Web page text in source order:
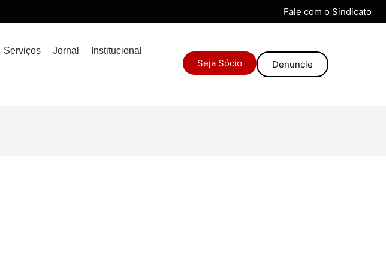
Fale com o Sindicato
Serviços Jornal Institucional
Seja Sócio Denuncie